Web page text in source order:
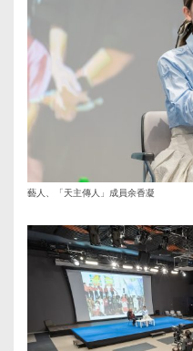
藝人、「天主傳人」成員余香凝